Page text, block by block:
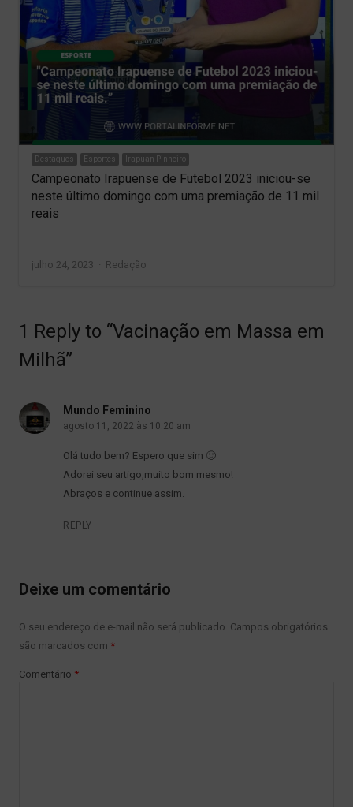
Destaques Esportes Irapuan Pinheiro
Campeonato Irapuense de Futebol 2023 iniciou-se
neste último domingo com uma premiação de 11 mil
reais
…
julho 24, 2023 Author
Redação
1 Reply to “Vacinação em Massa em
Milhã”
Mundo Feminino
agosto 11, 2022 às 10:20 am
Olá tudo bem? Espero que sim 🙂
Adorei seu artigo,muito bom mesmo!
Abraços e continue assim.
REPLY
Deixe um comentário
O seu endereço de e-mail não será publicado. Campos obrigatórios
são marcados com *
Comentário *